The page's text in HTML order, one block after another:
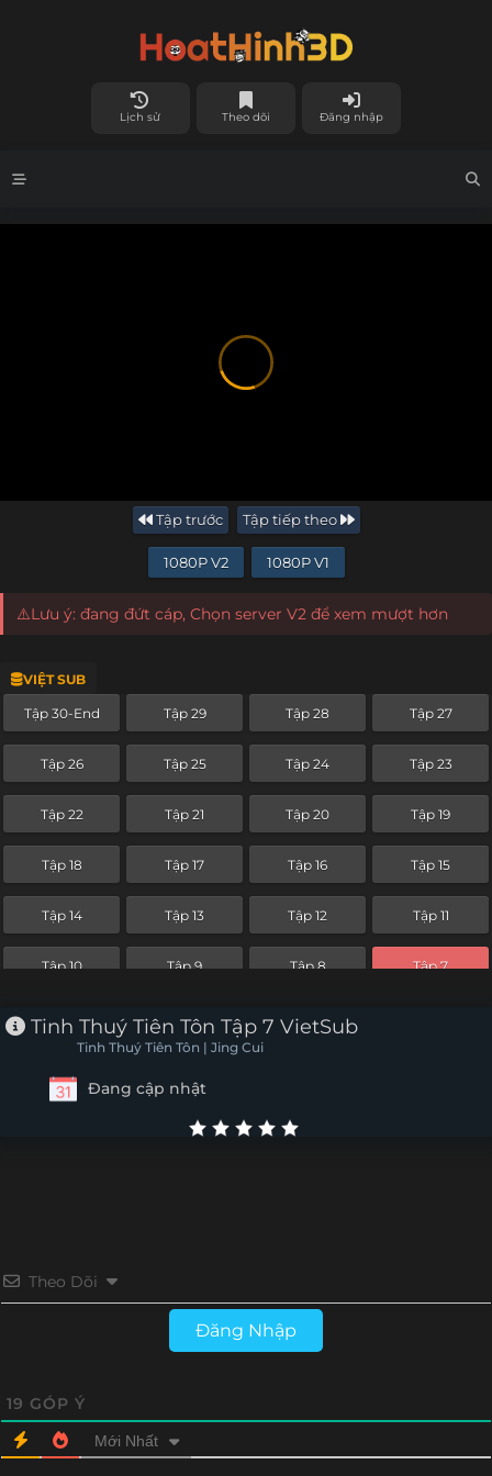
Lịch sử Theo dõi Đăng nhập
Tập trước Tập tiếp theo
1080P V2 1080P V1
⚠️Lưu ý: đang đứt cáp, Chọn server V2 để xem mượt hơn
VIỆT SUB
Tập 30-End Tập 29 Tập 28 Tập 27
Tập 26 Tập 25 Tập 24 Tập 23
Tập 22 Tập 21 Tập 20 Tập 19
Tập 18 Tập 17 Tập 16 Tập 15
Tập 14 Tập 13 Tập 12 Tập 11
Tập 10 Tập 9 Tập 8 Tập 7
Tập 6 Tập 5 Tập 4
Tinh Thuý Tiên Tôn Tập 7 VietSub
Tinh Thuý Tiên Tôn | Jing Cui
Đang cập nhật
Theo Dõi
Đăng Nhập
19 GÓP Ý
Mới Nhất